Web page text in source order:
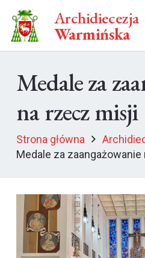
Archidiecezja
Warmińska
Medale za
na rzecz misji
Strona główna
Medale za